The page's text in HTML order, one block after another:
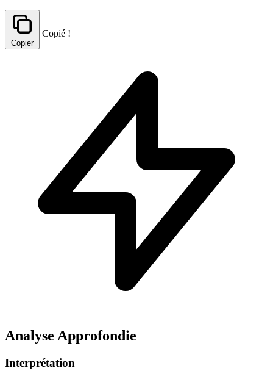
Copier
Copié !
Analyse Approfondie
Interprétation